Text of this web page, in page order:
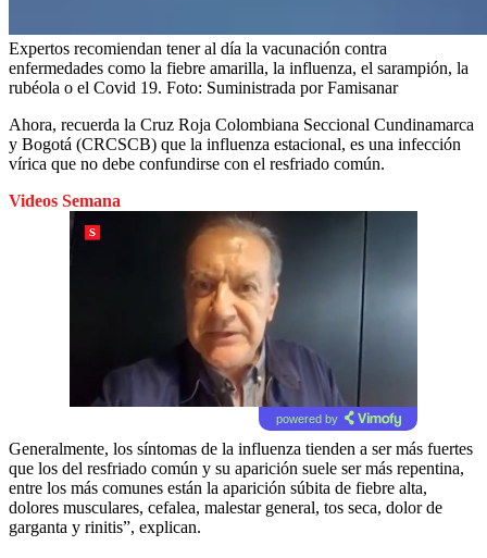
Expertos recomiendan tener al día la vacunación contra
enfermedades como la fiebre amarilla, la influenza, el sarampión, la
rubéola o el Covid 19. Foto: Suministrada por Famisanar
Ahora, recuerda la Cruz Roja Colombiana Seccional Cundinamarca
y Bogotá (CRCSCB) que la influenza estacional, es una infección
vírica que no debe confundirse con el resfriado común.
Videos Semana
powered by
Generalmente, los síntomas de la influenza tienden a ser más fuertes
que los del resfriado común y su aparición suele ser más repentina,
entre los más comunes están la aparición súbita de fiebre alta,
dolores musculares, cefalea, malestar general, tos seca, dolor de
garganta y rinitis”, explican.